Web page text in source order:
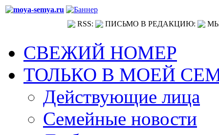
RSS: ПИСЬМО В РЕДАКЦИЮ:
СВЕЖИЙ НОМЕР
ТОЛЬКО В МОЕЙ
Действующие лица
Семейные новости